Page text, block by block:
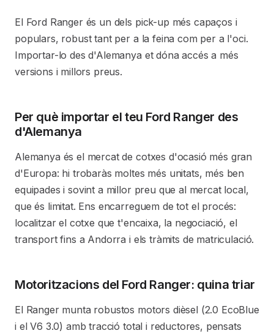
El Ford Ranger és un dels pick-up més capaços i
populars, robust tant per a la feina com per a l'oci.
Importar-lo des d'Alemanya et dóna accés a més
versions i millors preus.
Per què importar el teu Ford Ranger des
d'Alemanya
Alemanya és el mercat de cotxes d'ocasió més gran
d'Europa: hi trobaràs moltes més unitats, més ben
equipades i sovint a millor preu que al mercat local,
que és limitat. Ens encarreguem de tot el procés:
localitzar el cotxe que t'encaixa, la negociació, el
transport fins a Andorra i els tràmits de matriculació.
Motoritzacions del Ford Ranger: quina triar
El Ranger munta robustos motors dièsel (2.0 EcoBlue
i el V6 3.0) amb tracció total i reductores, pensats